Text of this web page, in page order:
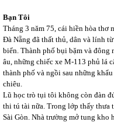
Bạn Tôi
Tháng 3 năm 75, cái hiền hòa thơ
Đà Nẵng đã thất thủ, dân và lính
biển. Thành phố bụi bặm và
âu, những chiếc xe M-113 phủ lá
thành phố và ngồi sau những
chiêu.
Lũ học trò tụi tôi không còn đàn
thi tú tài nữa. Trong lớp thấy thưa
Sài Gòn. Nhà trường mở tung kho